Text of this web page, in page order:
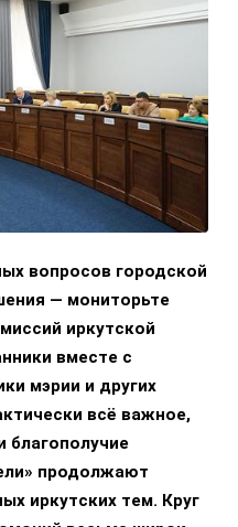
вопросов городской
— мониторьте
иркутской
вместе с
мэрии и других
всё важное,
благополучие
продолжают
иркутских тем. Круг